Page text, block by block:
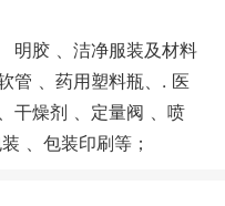
明胶 、洁净服装及材料
管 、药用塑料瓶、. 医
干燥剂 、定量阀 、喷
、包装印刷等；